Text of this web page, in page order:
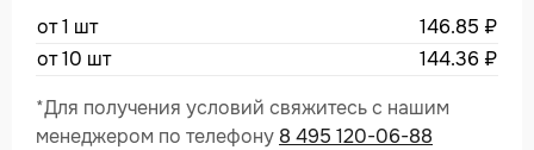
от 1 шт 146.85 ₽
от 10 шт
144.36 ₽
*Для получения условий свяжитесь с нашим
менеджером по телефону 8 495 120-06-88